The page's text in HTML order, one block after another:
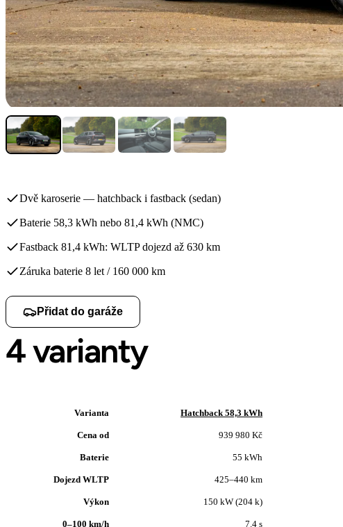
Dvě karoserie — hatchback i fastback (sedan)
Baterie 58,3 kWh nebo 81,4 kWh (NMC)
Fastback 81,4 kWh: WLTP dojezd až 630 km
Záruka baterie 8 let / 160 000 km
Přidat do garáže
4 varianty
Varianta Hatchback 58,3 kWh
Cena od 939 980 Kč
Baterie 55 kWh
Dojezd WLTP 425–440 km
Výkon 150 kW (204 k)
0–100 km/h 7.4 s